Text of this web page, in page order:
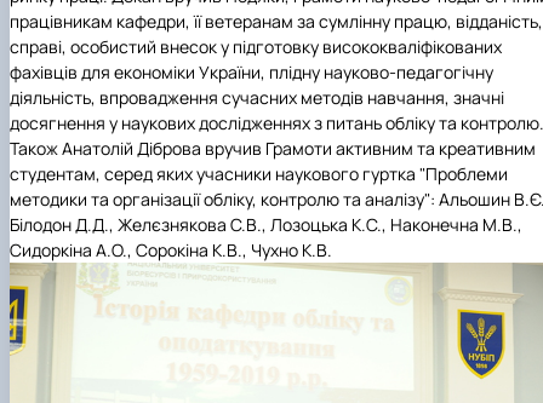
працівникам кафедри, її ветеранам за сумлінну працю, відданість,
справі, особистий внесок у підготовку висококваліфікованих
фахівців для економіки України, плідну науково-педагогічну
діяльність, впровадження сучасних методів навчання, значні
досягнення у наукових дослідженнях з питань обліку та контролю.
Також Анатолій Діброва вручив Грамоти активним та креативним
студентам, серед яких учасники наукового гуртка "Проблеми
методики та організації обліку, контролю та аналізу": Альошин
Білодон Д.Д., Желєзнякова С.В., Лозоцька К.С., Наконечна М.В.,
Сидоркіна А.О., Сорокіна К.В., Чухно К.В.